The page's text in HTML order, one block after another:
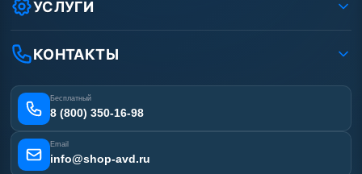
Вакансии
Статьи
Лизинг
Получить скидку
УСЛУГИ
Ремонт АВД
Сертификаты
Отзывы наших клиентов
Карта сайта
КОНТАКТЫ
Бесплатный
8 (800) 350-16-98
Email
info@shop-avd.ru